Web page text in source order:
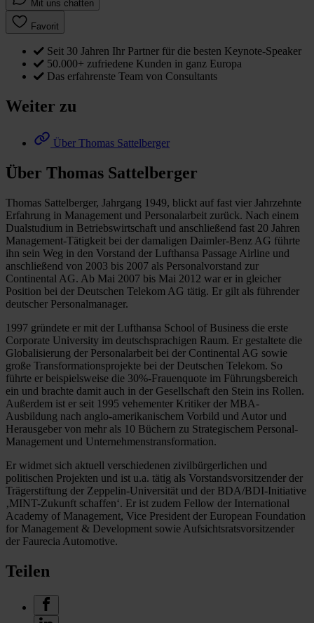
Mit uns chatten
Favorit
Seit 30 Jahren Ihr Partner für die besten Keynote-Speaker
50.000+ zufriedene Kunden in ganz Europa
Das erfahrenste Team von Consultants
Weiter zu
Über Thomas Sattelberger
Über Thomas Sattelberger
Thomas Sattelberger, Jahrgang 1949, blickt auf fast vier Jahrzehnte
Erfahrung in Management und Personalarbeit zurück. Nach einem
Dualstudium in Betriebswirtschaft und anschließend fast 20 Jahren
Management-Tätigkeit bei der damaligen Daimler-Benz AG führte
ihn sein Weg in den Vorstand der Lufthansa Passage Airline und
anschließend von 2003 bis 2007 als Personalvorstand zur
Continental AG. Ab Mai 2007 bis Mai 2012 war er in gleicher
Position bei der Deutschen Telekom AG tätig. Er gilt als führender
deutscher Personalmanager.
1997 gründete er mit der Lufthansa School of Business die erste
Corporate University im deutschsprachigen Raum. Er gestaltete die
Globalisierung der Personalarbeit bei der Continental AG sowie
große Transformationsprojekte bei der Deutschen Telekom. So
führte er beispielsweise die 30%-Frauenquote im Führungsbereich
ein und brachte damit auch in der Gesellschaft den Stein ins Rollen.
Außerdem ist er seit 1995 vehementer Kritiker der MBA-
Ausbildung nach anglo-amerikanischem Vorbild und Autor und
Herausgeber von mehr als 10 Büchern zu Strategischem Personal-
Management und Unternehmenstransformation.
Er widmet sich aktuell verschiedenen zivilbürgerlichen und
politischen Projekten und ist u.a. tätig als Vorstandsvorsitzender der
Trägerstiftung der Zeppelin-Universität und der BDA/BDI-Initiative
‚MINT-Zukunft schaffen‘. Er ist zudem Fellow der International
Academy of Management, Vice President der European Foundation
for Management & Development sowie Aufsichtsratsvorsitzender
der Faurecia Automotive.
Teilen